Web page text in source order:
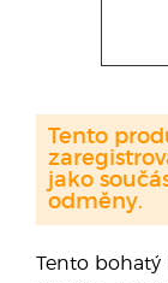
Tento bohatý
Tento
jako
odměny.